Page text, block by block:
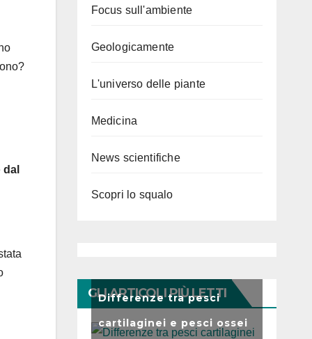
dal
Focus sull'ambiente
Geologicamente
L'universo delle piante
Medicina
News scientifiche
Scopri lo squalo
GLI ARTICOLI PIÙ LETTI
Differenze tra pesci
cartilaginei e pesci ossei